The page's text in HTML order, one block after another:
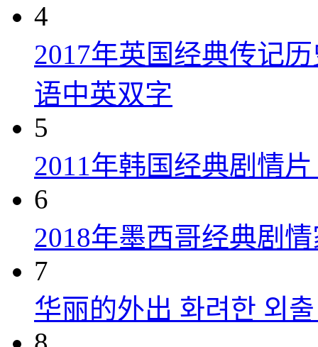
4
2017年英国经典传记
语中英双字
5
2011年韩国经典剧情
6
2018年墨西哥经典剧
7
华丽的外出 화려한 외